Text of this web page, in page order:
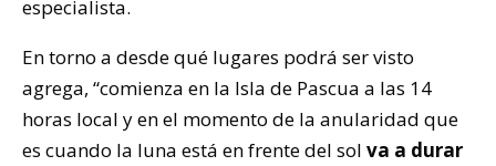
especialista.
En torno a desde qué lugares podrá ser visto
agrega, “comienza en la Isla de Pascua a las 14
horas local y en el momento de la anularidad que
es cuando la luna está en frente del sol va a durar